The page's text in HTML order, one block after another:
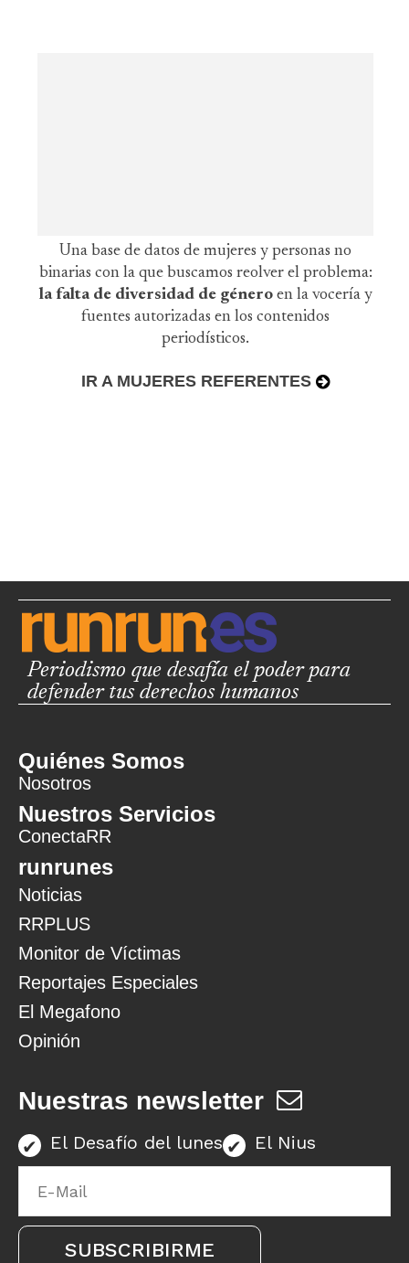
Una base de datos de mujeres y personas no
binarias con la que buscamos reolver el problema:
la falta de diversidad de género en la vocería y
fuentes autorizadas en los contenidos
periodísticos.
IR A MUJERES REFERENTES
Periodismo que desafía el poder para
defender tus derechos humanos
Quiénes Somos
Nosotros
Nuestros Servicios
ConectaRR
runrunes
Noticias
RRPLUS
Monitor de Víctimas
Reportajes Especiales
El Megafono
Opinión
Nuestras newsletter
El Desafío del lunes El Nius